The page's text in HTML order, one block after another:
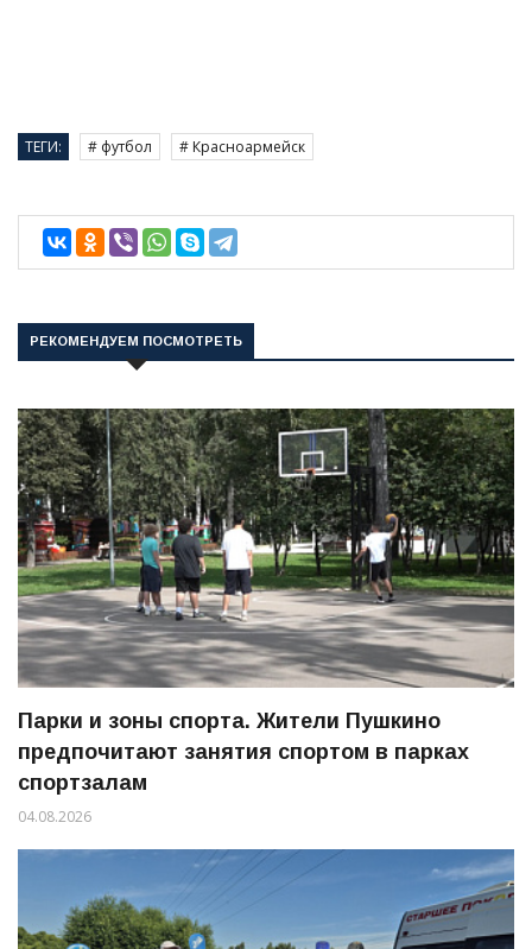
ТЕГИ: # футбол # Красноармейск
РЕКОМЕНДУЕМ ПОСМОТРЕТЬ
Парки и зоны спорта. Жители Пушкино
предпочитают занятия спортом в парках
спортзалам
04.08.2026